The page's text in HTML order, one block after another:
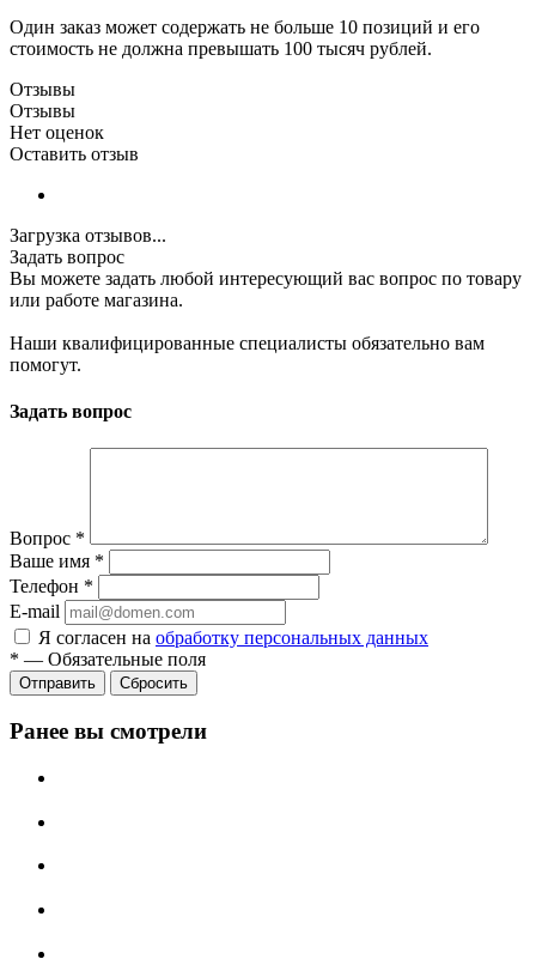
Один заказ может содержать не больше 10 позиций и его
стоимость не должна превышать 100 тысяч рублей.
Отзывы
Отзывы
Нет оценок
Оставить отзыв
Загрузка отзывов...
Задать вопрос
Вы можете задать любой интересующий вас вопрос по товару
или работе магазина.
Наши квалифицированные специалисты обязательно вам
помогут.
Задать вопрос
Вопрос *
Ваше имя *
Телефон *
E-mail
Я согласен на обработку персональных данных
* — Обязательные поля
Отправить Сбросить
Ранее вы смотрели